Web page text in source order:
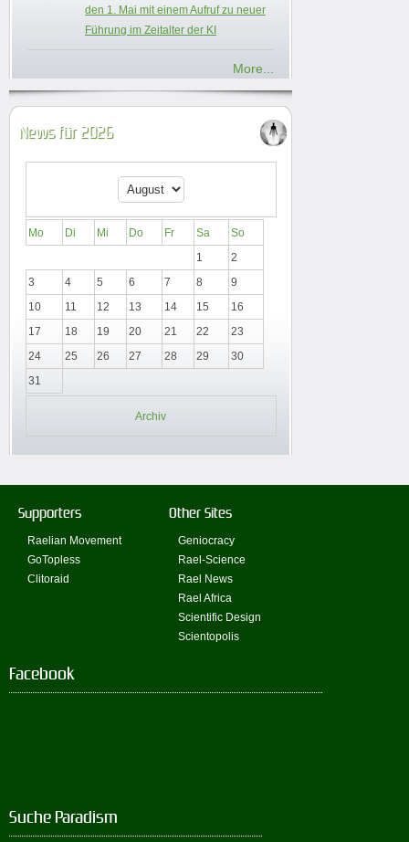
den 1. Mai mit einem Aufruf zu neuer
Führung im Zeitalter der KI
More...
News für 2026
Mo Di Mi Do Fr Sa
So
1
2
3
4 5 6 7 8
9
10
11 12 13 14 15
16
17
18 19 20 21 22
23
24
25 26 27 28 29
30
31
Archiv
Supporters
Raelian Movement
GoTopless
Clitoraid
Other Sites
Geniocracy
Rael-Science
Rael News
Rael Africa
Scientific Design
Scientopolis
Facebook
Suche Paradism